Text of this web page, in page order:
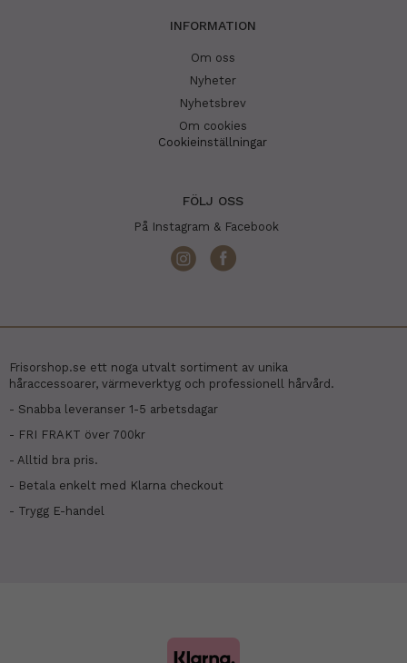
INFORMATION
Om oss
Nyheter
Nyhetsbrev
Om cookies
Cookieinställningar
FÖLJ OSS
På Instagram & Facebook
Frisorshop.se ett noga utvalt sortiment av unika
håraccessoarer, värmeverktyg och professionell hårvård.
- Snabba leveranser 1-5 arbetsdagar
- FRI FRAKT över 700kr
- Alltid bra pris.
- Betala enkelt med Klarna checkout
- Trygg E-handel